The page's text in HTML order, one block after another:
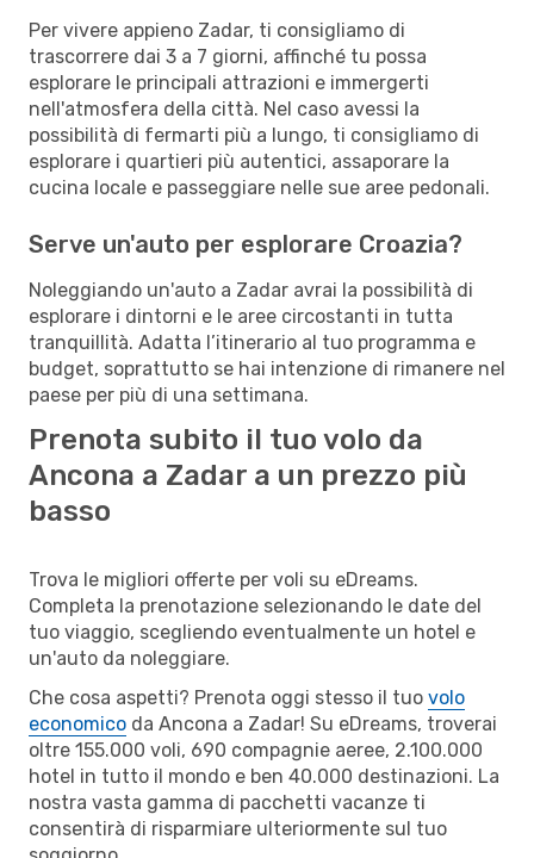
Per vivere appieno Zadar, ti consigliamo di
trascorrere dai 3 a 7 giorni, affinché tu possa
esplorare le principali attrazioni e immergerti
nell'atmosfera della città. Nel caso avessi la
possibilità di fermarti più a lungo, ti consigliamo di
esplorare i quartieri più autentici, assaporare la
cucina locale e passeggiare nelle sue aree pedonali.
Serve un'auto per esplorare Croazia?
Noleggiando un'auto a Zadar avrai la possibilità di
esplorare i dintorni e le aree circostanti in tutta
tranquillità. Adatta l’itinerario al tuo programma e
budget, soprattutto se hai intenzione di rimanere nel
paese per più di una settimana.
Prenota subito il tuo volo da
Ancona a Zadar a un prezzo più
basso
Trova le migliori offerte per voli su eDreams.
Completa la prenotazione selezionando le date del
tuo viaggio, scegliendo eventualmente un hotel e
un'auto da noleggiare.
Che cosa aspetti? Prenota oggi stesso il tuo volo
economico da Ancona a Zadar! Su eDreams, troverai
oltre 155.000 voli, 690 compagnie aeree, 2.100.000
hotel in tutto il mondo e ben 40.000 destinazioni. La
nostra vasta gamma di pacchetti vacanze ti
consentirà di risparmiare ulteriormente sul tuo